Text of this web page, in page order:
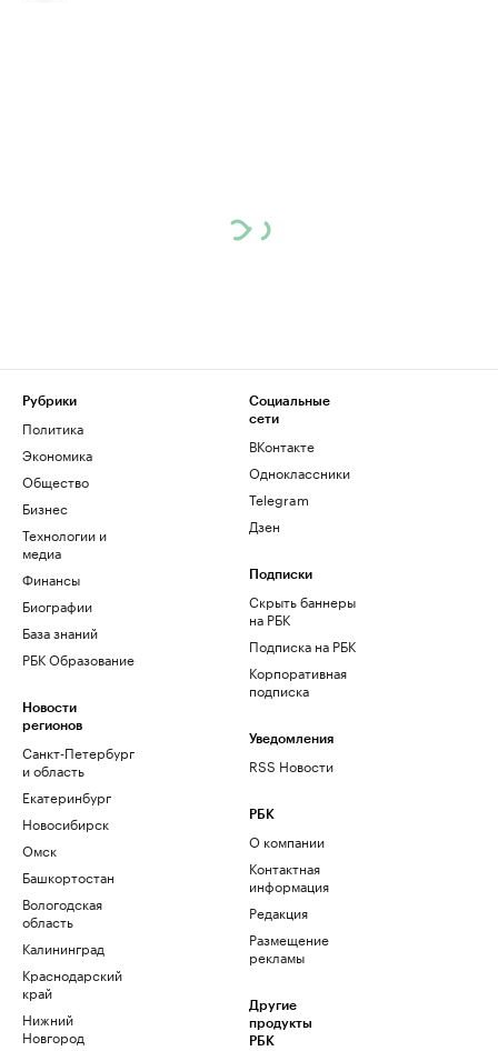
Рубрики
Политика
Экономика
Общество
Бизнес
Технологии и
медиа
Финансы
Биографии
База знаний
РБК Образование
Новости
регионов
Санкт-Петербург
и область
Екатеринбург
Новосибирск
Омск
Башкортостан
Вологодская
область
Калининград
Краснодарский
край
Нижний
Новгород
Социальные
сети
ВКонтакте
Одноклассники
Telegram
Дзен
Подписки
Скрыть баннеры
на РБК
Подписка на РБК
Корпоративная
подписка
Уведомления
RSS Новости
РБК
О компании
Контактная
информация
Редакция
Размещение
рекламы
Другие
продукты
РБК